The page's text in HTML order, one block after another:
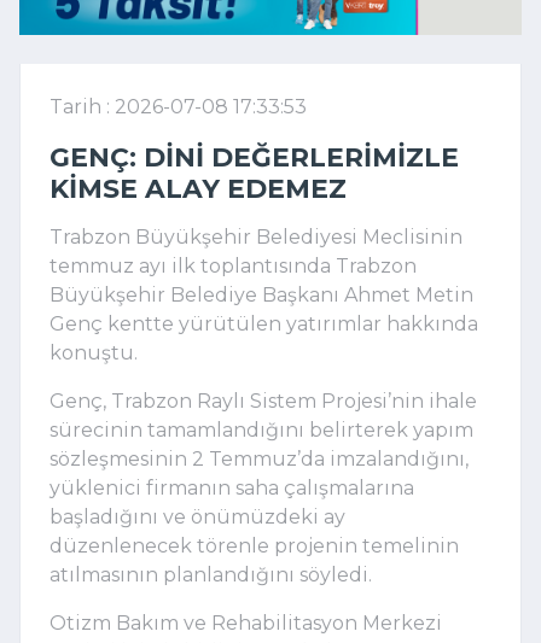
Tarih : 2026-07-08 17:33:53
GENÇ: DINI DEĞERLERIMIZLE
KIMSE ALAY EDEMEZ
Trabzon Büyükşehir Belediyesi Meclisinin
temmuz ayı ilk toplantısında Trabzon
Büyükşehir Belediye Başkanı Ahmet Metin
Genç kentte yürütülen yatırımlar hakkında
konuştu.
Genç, Trabzon Raylı Sistem Projesi’nin ihale
sürecinin tamamlandığını belirterek yapım
sözleşmesinin 2 Temmuz’da imzalandığını,
yüklenici firmanın saha çalışmalarına
başladığını ve önümüzdeki ay
düzenlenecek törenle projenin temelinin
atılmasının planlandığını söyledi.
Otizm Bakım ve Rehabilitasyon Merkezi